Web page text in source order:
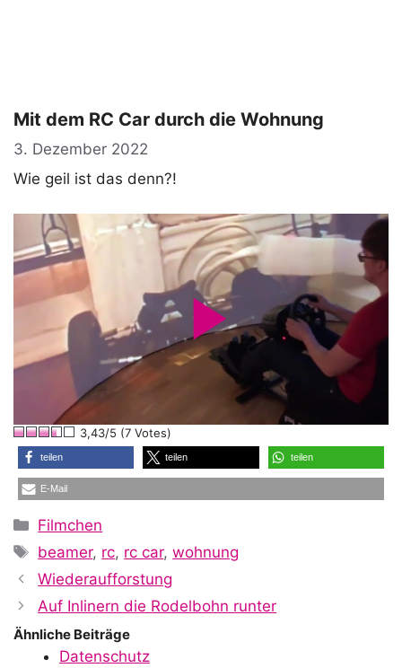
Mit dem RC Car durch die Wohnung
3. Dezember 2022
Wie geil ist das denn?!
P
l
a
y
V
3,43/5 (7 Votes)
teilen teilen teilen
E-Mail
Kategorien
Filmchen
Schlagwörter
beamer, rc, rc car,wohnung
Wiederaufforstung
Auf Inlinern die Rodelbohn runter
Ähnliche Beiträge
Datenschutz